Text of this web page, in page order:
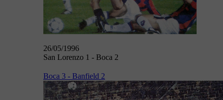
26/05/1996
San Lorenzo 1 - Boca 2
Boca 3 - Banfield 2